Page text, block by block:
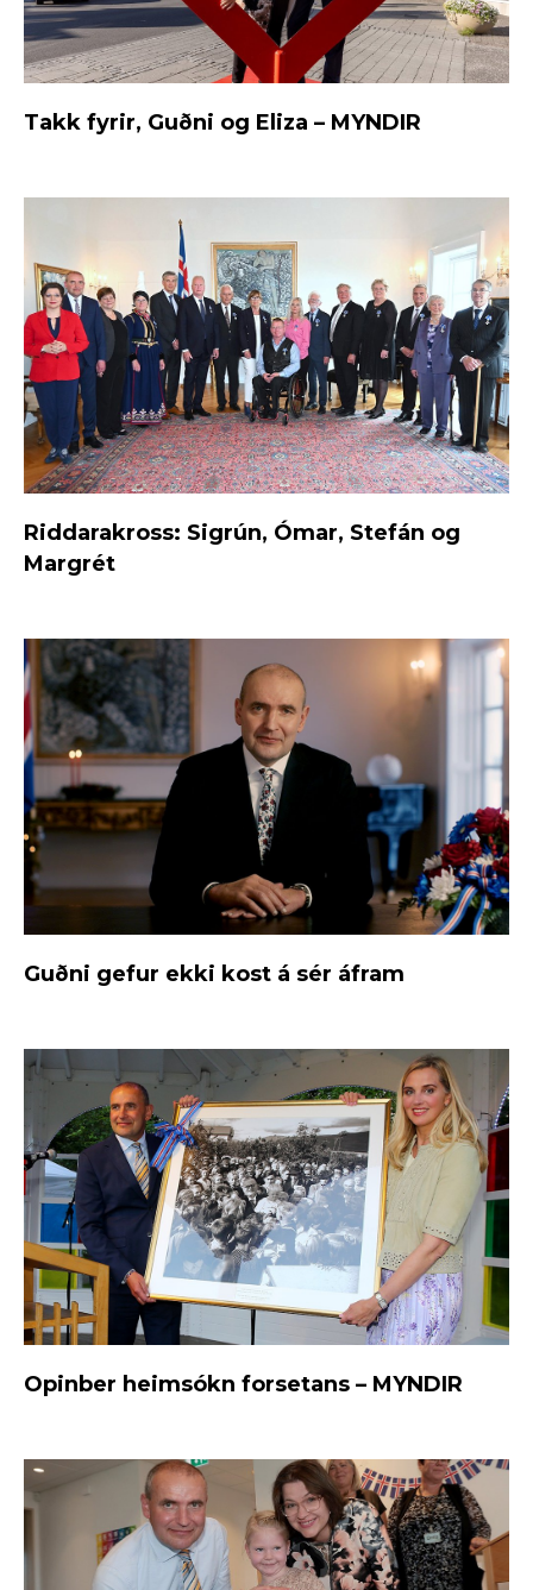
Takk fyrir, Guðni og Eliza – MYNDIR
Riddarakross: Sigrún, Ómar, Stefán og
Margrét
Guðni gefur ekki kost á sér áfram
Opinber heimsókn forsetans – MYNDIR